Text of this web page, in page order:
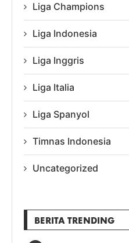
Liga Champions
Liga Indonesia
Liga Inggris
Liga Italia
Liga Spanyol
Timnas Indonesia
Uncategorized
BERITA TRENDING